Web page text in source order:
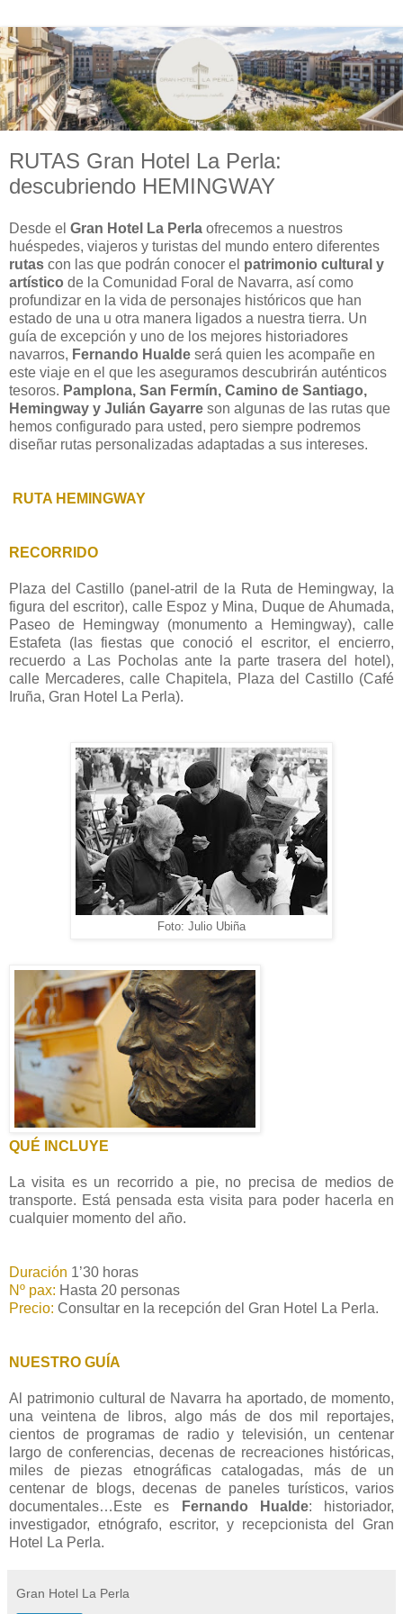
RUTAS Gran Hotel La Perla:
descubriendo HEMINGWAY
Desde el Gran Hotel La Perla ofrecemos a nuestros
huéspedes, viajeros y turistas del mundo entero diferentes
rutas con las que podrán conocer el patrimonio cultural y
artístico de la Comunidad Foral de Navarra, así como
profundizar en la vida de personajes históricos que han
estado de una u otra manera ligados a nuestra tierra. Un
guía de excepción y uno de los mejores historiadores
navarros, Fernando Hualde será quien les acompañe en
este viaje en el que les aseguramos descubrirán auténticos
tesoros. Pamplona, San Fermín, Camino de Santiago,
Hemingway y Julián Gayarre son algunas de las rutas que
hemos configurado para usted, pero siempre podremos
diseñar rutas personalizadas adaptadas a sus intereses.
RUTA HEMINGWAY
RECORRIDO
Plaza del Castillo (panel-atril de la Ruta de Hemingway, la
figura del escritor), calle Espoz y Mina, Duque de Ahumada,
Paseo de Hemingway (monumento a Hemingway), calle
Estafeta (las fiestas que conoció el escritor, el encierro,
recuerdo a Las Pocholas ante la parte trasera del hotel),
calle Mercaderes, calle Chapitela, Plaza del Castillo (Café
Iruña, Gran Hotel La Perla).
Foto: Julio Ubiña
QUÉ INCLUYE
La visita es un recorrido a pie, no precisa de medios de
transporte. Está pensada esta visita para poder hacerla en
cualquier momento del año.
Duración 1’30 horas
Nº pax: Hasta 20 personas
Precio: Consultar en la recepción del Gran Hotel La Perla.
NUESTRO GUÍA
Al patrimonio cultural de Navarra ha aportado, de momento,
una veintena de libros, algo más de dos mil reportajes,
cientos de programas de radio y televisión, un centenar
largo de conferencias, decenas de recreaciones históricas,
miles de piezas etnográficas catalogadas, más de un
centenar de blogs, decenas de paneles turísticos, varios
documentales…Este es
Fernando Hualde: historiador,
investigador, etnógrafo, escritor, y recepcionista del Gran
Hotel La Perla.
Gran Hotel La Perla